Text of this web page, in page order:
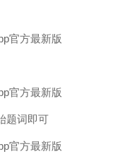
题词即可